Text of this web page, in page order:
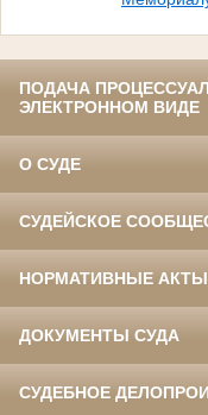
ПОДАЧА
ЭЛЕКТРОННОМ ВИДЕ
О СУДЕ
СУДЕЙСКОЕ
НОРМАТИВНЫЕ АКТЫ
ДОКУМЕНТЫ СУДА
СУДЕБНОЕ